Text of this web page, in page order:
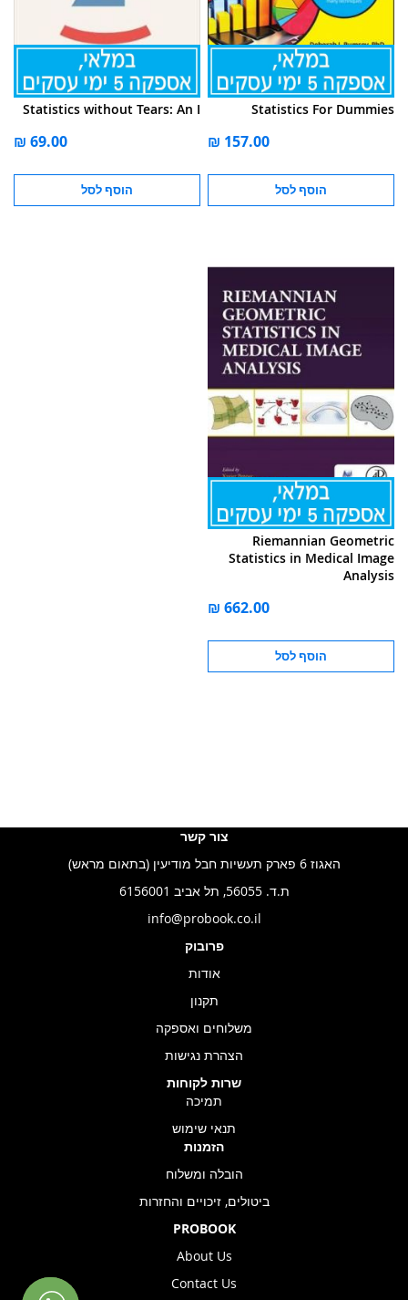
Statistics For Dummies
הוסף לסל
Statistics without Tears: An I
הוסף לסל
Riemannian Geometric
Statistics in Medical Image
Analysis
הוסף לסל
צור קשר
האגוז 6 פארק תעשיות חבל מודיעין (בתאום מראש)
ת.ד. 56055, תל אביב 6156001
info@probook.co.il
פרובוק
אודות
תקנון
משלוחים ואספקה
הצהרת נגישות
שרות לקוחות
תמיכה
תנאי שימוש
הזמנות
הובלה ומשלוח
ביטולים, זיכויים והחזרות
PROBOOK
About Us
Contact Us